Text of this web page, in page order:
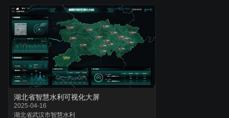
湖北省智慧水利可视化大屏
2025-04-16
湖北省武汉市智慧水利